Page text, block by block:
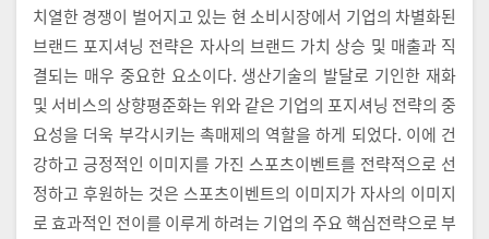
치열한 경쟁이 벌어지고 있는 현 소비시장에서 기업의 차별화된
브랜드 포지셔닝 전략은 자사의 브랜드 가치 상승 및 매출과 직
결되는 매우 중요한 요소이다. 생산기술의 발달로 기인한 재화
및 서비스의 상향평준화는 위와 같은 기업의 포지셔닝 전략의 중
요성을 더욱 부각시키는 촉매제의 역할을 하게 되었다. 이에 건
강하고 긍정적인 이미지를 가진 스포츠이벤트를 전략적으로 선
정하고 후원하는 것은 스포츠이벤트의 이미지가 자사의 이미지
로 효과적인 전이를 이루게 하려는 기업의 주요 핵심전략으로 부